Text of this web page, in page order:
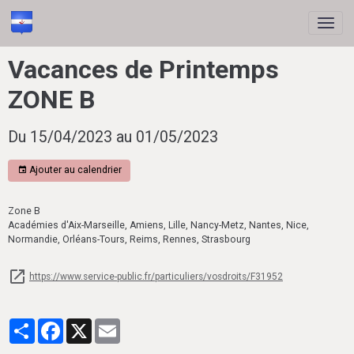
Vacances de Printemps
ZONE B
Du 15/04/2023 au 01/05/2023
Ajouter au calendrier
Zone B
Académies d'Aix-Marseille, Amiens, Lille, Nancy-Metz, Nantes, Nice,
Normandie, Orléans-Tours, Reims, Rennes, Strasbourg
https://www.service-public.fr/particuliers/vosdroits/F31952
PartagerFacebook
X